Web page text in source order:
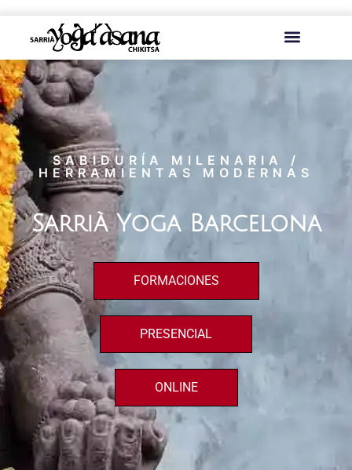
SABIDURÍA MILENARIA /
HERRAMIENTAS MODERNAS
Sarrià Yoga Barcelona
FORMACIONES
PRESENCIAL
ONLINE